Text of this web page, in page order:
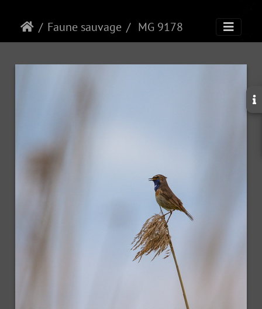
Faune sauvage MG 9178